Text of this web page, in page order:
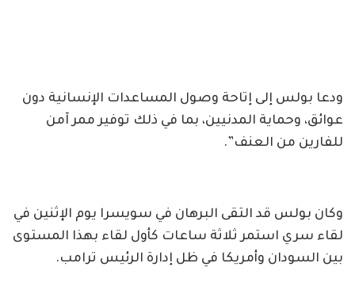
ودعا بولس إلى إتاحة وصول المساعدات الإنسانية دون
عوائق، وحماية المدنيين، بما في ذلك توفير ممر آمن
للفارين من العنف”.
وكان بولس قد التقى البرهان في سويسرا يوم الإثنين في
لقاء سري استمر ثلاثة ساعات كأول لقاء بهذا المستوى
بين السودان وأمريكا في ظل إدارة الرئيس ترامب.